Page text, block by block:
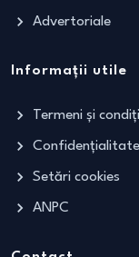
Advertoriale
Informații utile
Termeni și
Confidențialitate
Setări cookies
ANPC